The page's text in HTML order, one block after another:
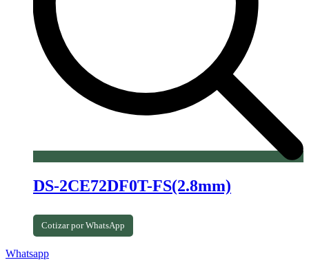
DS-2CE72DF0T-FS(2.8mm)
Cotizar por WhatsApp
Whatsapp